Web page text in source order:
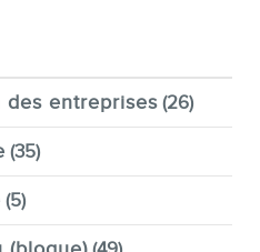
des entreprises (26)
(35)
(5)